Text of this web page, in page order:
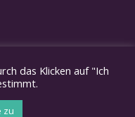
das Klicken auf "Ich
zu